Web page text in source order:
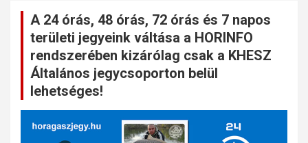
A 24 órás, 48 órás, 72 órás és 7 napos
területi jegyeink váltása a HORINFO
rendszerében kizárólag csak a KHESZ
Általános jegycsoporton belül
lehetséges!